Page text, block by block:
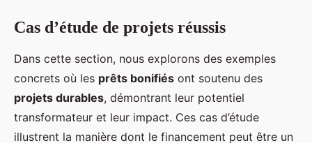
Cas d’étude de projets réussis
Dans cette section, nous explorons des exemples
concrets où les prêts bonifiés ont soutenu des
projets durables, démontrant leur potentiel
transformateur et leur impact. Ces cas d’étude
illustrent la manière dont le financement peut être un